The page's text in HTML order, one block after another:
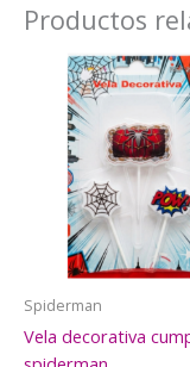
Productos
Spiderman
Vela decorativa